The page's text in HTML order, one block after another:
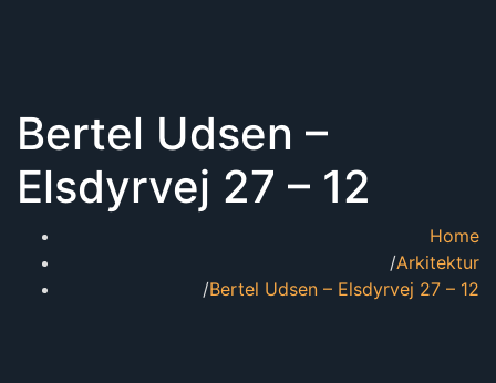
Bertel Udsen –
Elsdyrvej 27 – 12
Home
Arkitektur
Bertel Udsen – Elsdyrvej 27 – 12